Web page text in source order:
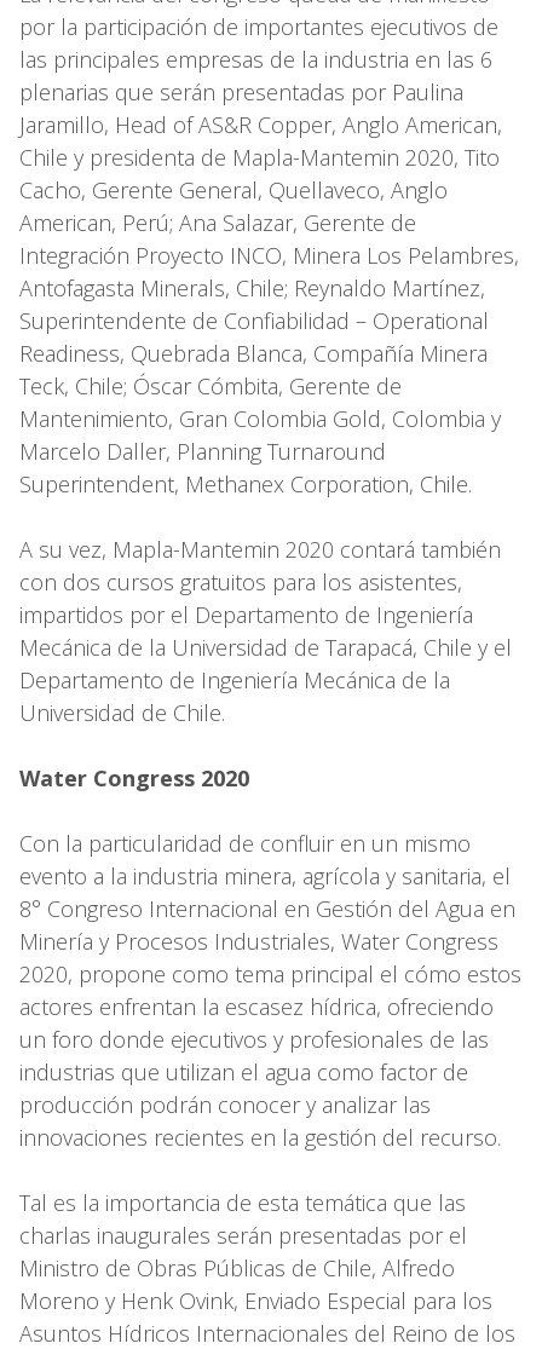
por la participación de importantes ejecutivos de
las principales empresas de la industria en las 6
plenarias que serán presentadas por Paulina
Jaramillo, Head of AS&R Copper, Anglo American,
Chile y presidenta de Mapla-Mantemin 2020, Tito
Cacho, Gerente General, Quellaveco, Anglo
American, Perú; Ana Salazar, Gerente de
Integración Proyecto INCO, Minera Los Pelambres,
Antofagasta Minerals, Chile; Reynaldo Martínez,
Superintendente de Confiabilidad – Operational
Readiness, Quebrada Blanca, Compañía Minera
Teck, Chile; Óscar Cómbita, Gerente de
Mantenimiento, Gran Colombia Gold, Colombia y
Marcelo Daller, Planning Turnaround
Superintendent, Methanex Corporation, Chile.
A su vez, Mapla-Mantemin 2020 contará también
con dos cursos gratuitos para los asistentes,
impartidos por el Departamento de Ingeniería
Mecánica de la Universidad de Tarapacá, Chile y el
Departamento de Ingeniería Mecánica de la
Universidad de Chile.
Water Congress 2020
Con la particularidad de confluir en un mismo
evento a la industria minera, agrícola y sanitaria, el
8° Congreso Internacional en Gestión del Agua en
Minería y Procesos Industriales, Water Congress
2020, propone como tema principal el cómo estos
actores enfrentan la escasez hídrica, ofreciendo
un foro donde ejecutivos y profesionales de las
industrias que utilizan el agua como factor de
producción podrán conocer y analizar las
innovaciones recientes en la gestión del recurso.
Tal es la importancia de esta temática que las
charlas inaugurales serán presentadas por el
Ministro de Obras Públicas de Chile, Alfredo
Moreno y Henk Ovink, Enviado Especial para los
Asuntos Hídricos Internacionales del Reino de los